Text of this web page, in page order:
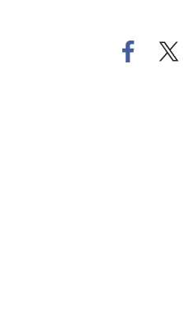
페
이
트
위